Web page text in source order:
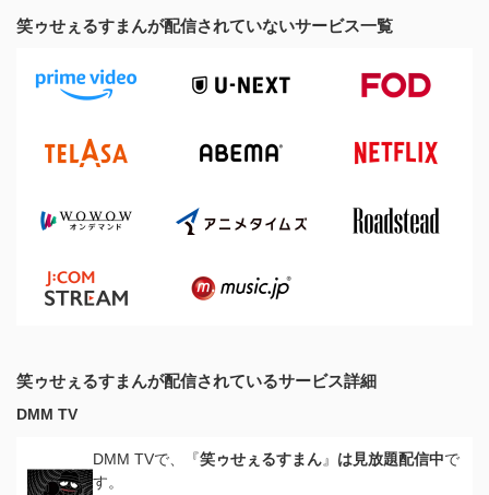
笑ゥせぇるすまんが配信されていないサービス一覧
笑ゥせぇるすまんが配信されているサービス詳細
DMM TV
DMM TVで、『笑ゥせぇるすまん』 は見放題配信中で
す。